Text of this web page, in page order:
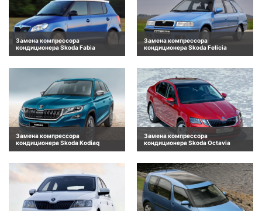
Замена компрессора
кондиционера Skoda Fabia
Замена компрессора
кондиционера Skoda Felicia
Замена компрессора
кондиционера Skoda Kodiaq
Замена компрессора
кондиционера Skoda Octavia